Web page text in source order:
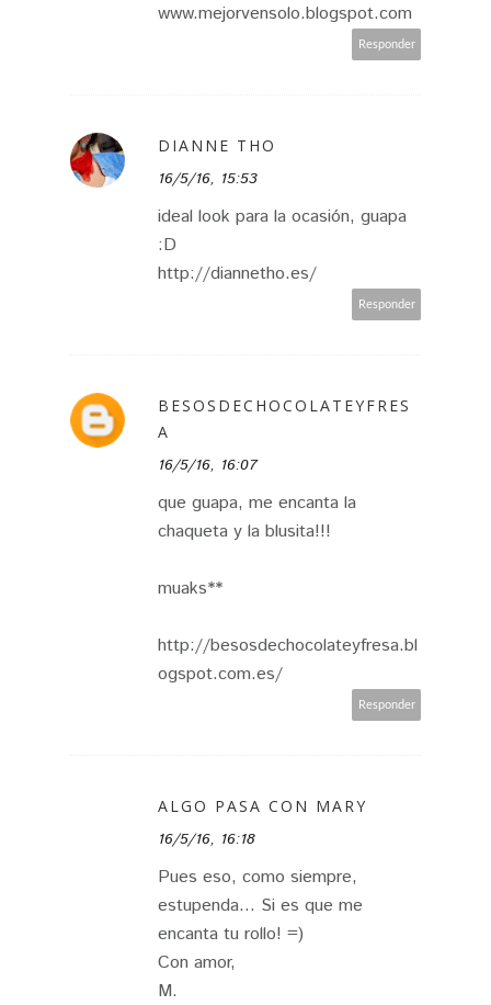
www.mejorvensolo.blogspot.com
Responder
DIANNE THO
16/5/16, 15:53
ideal look para la ocasión, guapa
:D
http://diannetho.es/
Responder
BESOSDECHOCOLATEYFRES
A
16/5/16, 16:07
que guapa, me encanta la
chaqueta y la blusita!!!
muaks**
http://besosdechocolateyfresa.bl
ogspot.com.es/
Responder
ALGO PASA CON MARY
16/5/16, 16:18
Pues eso, como siempre,
estupenda... Si es que me
encanta tu rollo! =)
Con amor,
M.